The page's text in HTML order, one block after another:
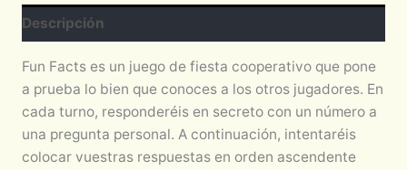
Descripción
Fun Facts es un juego de fiesta cooperativo que pone
a prueba lo bien que conoces a los otros jugadores. En
cada turno, responderéis en secreto con un número a
una pregunta personal. A continuación, intentaréis
colocar vuestras respuestas en orden ascendente